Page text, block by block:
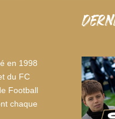
en 1998
du FC
Football
chaque